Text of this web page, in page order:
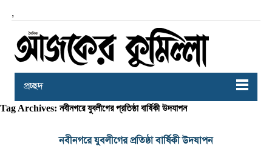
,
প্রচ্ছদ
Tag Archives: নবীনগরে যুবলীগের প্রতিষ্ঠা বার্ষিকী উদযাপন
নবীনগরে যুবলীগের প্রতিষ্ঠা বার্ষিকী উদযাপন